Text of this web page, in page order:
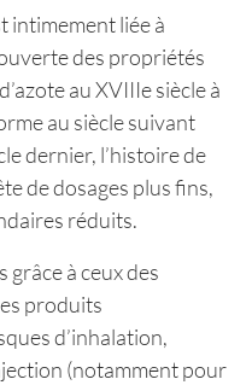
intimement liée à
des propriétés
au XVIIIe siècle à
au siècle suivant
dernier, l’histoire de
de dosages plus fins,
réduits.
à ceux des
produits
d’inhalation,
(notamment pour